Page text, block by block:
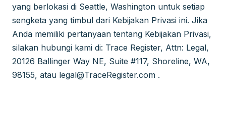
yang berlokasi di Seattle, Washington untuk setiap
sengketa yang timbul dari Kebijakan Privasi ini. Jika
Anda memiliki pertanyaan tentang Kebijakan Privasi,
silakan hubungi kami di: Trace Register, Attn: Legal,
20126 Ballinger Way NE, Suite #117, Shoreline, WA,
98155, atau legal@TraceRegister.com .